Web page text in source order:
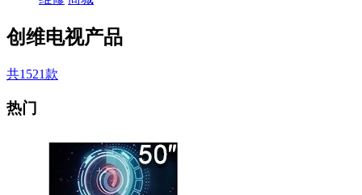
创维电视产品
共1521款
热门